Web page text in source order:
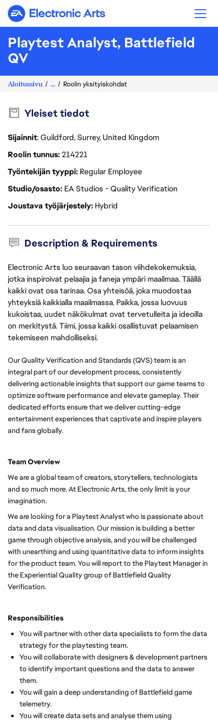
Electronic Arts
Playtest Analyst, Battlefield
QV
Aloitussivu ... Roolin yksityiskohdat
Yleiset tiedot
Sijainnit: Guildford, Surrey, United Kingdom
Roolin tunnus214221
Työntekijän tyyppi Regular Employee
Studio/osasto EA Studios - Quality Verification
Joustava työjärjestely Hybrid
Description & Requirements
Electronic Arts luo seuraavan tason viihdekokemuksia,
jotka inspiroivat pelaajia ja faneja ympäri maailmaa. Täällä
kaikki ovat osa tarinaa. Osa yhteisöä, joka muodostaa
yhteyksiä kaikkialla maailmassa. Paikka, jossa luovuus
kukoistaa, uudet näkökulmat ovat tervetulleita ja ideoilla
on merkitystä. Tiimi, jossa kaikki osallistuvat pelaamisen
tekemiseen mahdolliseksi.
Our Quality Verification and Standards (QVS) team is an
integral part of our development process, consistently
delivering actionable insights that support our game teams to
optimize software performance and elevate gameplay. Their
dedicated efforts ensure that we deliver cutting-edge
entertainment experiences that captivate and inspire players
and fans globally.
Team Overview
We are a global team of creators, storytellers, technologists
and so much more. At Electronic Arts, the only limit is your
imagination.
We are looking for a Playtest Analyst who is passionate about
data and data visualisation. Our mission is building a better
game through objective analysis, and you will be challenged
with unearthing and using quantitative data to inform insights
for the product team. You will report to the Playtest Manager in
the Experiential Quality group of Battlefield Quality
Verification.
Responsibilities
You will partner with other data specialists to form the data
strategy for the playtesting team.
You will collaborate with designers & development partners
to identify important questions and the data to answer
them.
You will gain a deep understanding of Battlefield game
telemetry.
You will create data sets and analyse them using